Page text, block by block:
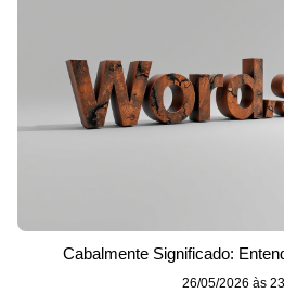
Cabalmente Significado:
26/05/2026 às